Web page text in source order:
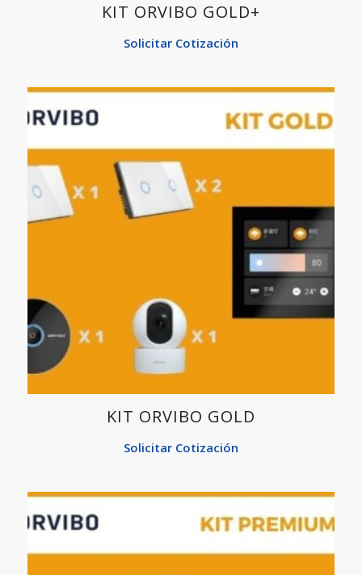
KIT ORVIBO GOLD+
Solicitar Cotización
KIT ORVIBO GOLD
Solicitar Cotización